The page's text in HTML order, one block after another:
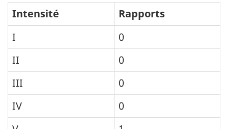
Intensité
Rapports
I
0
II
0
III
0
IV
0